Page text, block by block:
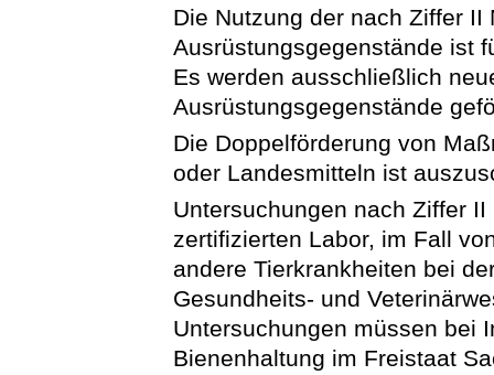
Die Nutzung der nach Ziffer
Ausrüstungsgegenstände ist
Es werden ausschließlich
Ausrüstungsgegenstände
Die Doppelförderung von
oder Landesmitteln ist
Untersuchungen nach Ziffer
zertifizierten Labor, im Fall
andere Tierkrankheiten bei
Gesundheits- und
Untersuchungen müssen bei
Bienenhaltung im Freistaat